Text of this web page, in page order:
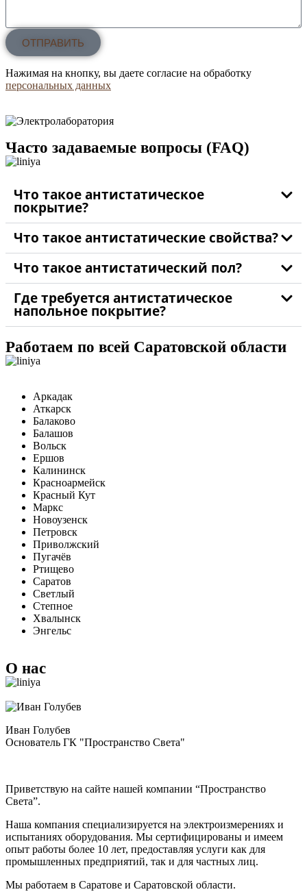
ОТПРАВИТЬ
Нажимая на кнопку, вы даете согласие на обработку
персональных данных
Часто задаваемые вопросы (FAQ)
Что такое антистатическое
покрытие?
Что такое антистатические свойства?
Что такое антистатический пол?
Где требуется антистатическое
напольное покрытие?
Работаем по всей Саратовской области
Аркадак
Аткарск
Балаково
Балашов
Вольск
Ершов
Калининск
Красноармейск
Красный Кут
Маркс
Новоузенск
Петровск
Приволжский
Пугачёв
Ртищево
Саратов
Светлый
Степное
Хвалынск
Энгельс
О нас
Иван Голубев
Основатель ГК "Пространство Света"
Приветствую на сайте нашей компании “Пространство
Света”.
Наша компания специализируется на электроизмерениях и
испытаниях оборудования. Мы сертифицированы и имеем
опыт работы более 10 лет, предоставляя услуги как для
промышленных предприятий, так и для частных лиц.
Мы работаем в Саратове и Саратовской области.